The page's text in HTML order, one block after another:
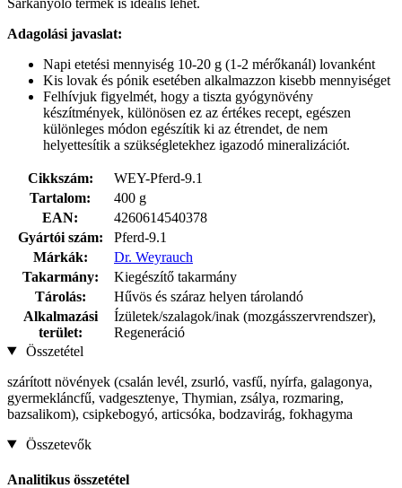
Adagolási javaslat:
Napi etetési mennyiség 10-20 g (1-2 mérőkanál) lovanként
Kis lovak és pónik esetében alkalmazzon kisebb mennyiséget
Felhívjuk figyelmét, hogy a tiszta gyógynövény
készítmények, különösen ez az értékes recept, egészen
különleges módon egészítik ki az étrendet, de nem
helyettesítik a szükségletekhez igazodó mineralizációt.
Cikkszám:
WEY-Pferd-9.1
Tartalom:
400 g
EAN:
4260614540378
Gyártói szám:
Pferd-9.1
Márkák:
Dr. Weyrauch
Takarmány:
Kiegészítő takarmány
Tárolás:
Hűvös és száraz helyen tárolandó
Alkalmazási
terület:
Ízületek/szalagok/inak (mozgásszervrendszer),
Regeneráció
Összetétel
szárított növények (csalán levél, zsurló, vasfű, nyírfa, galagonya,
gyermekláncfű, vadgesztenye, Thymian, zsálya, rozmaring,
bazsalikom), csipkebogyó, articsóka, bodzavirág, fokhagyma
Összetevők
Analitikus összetétel